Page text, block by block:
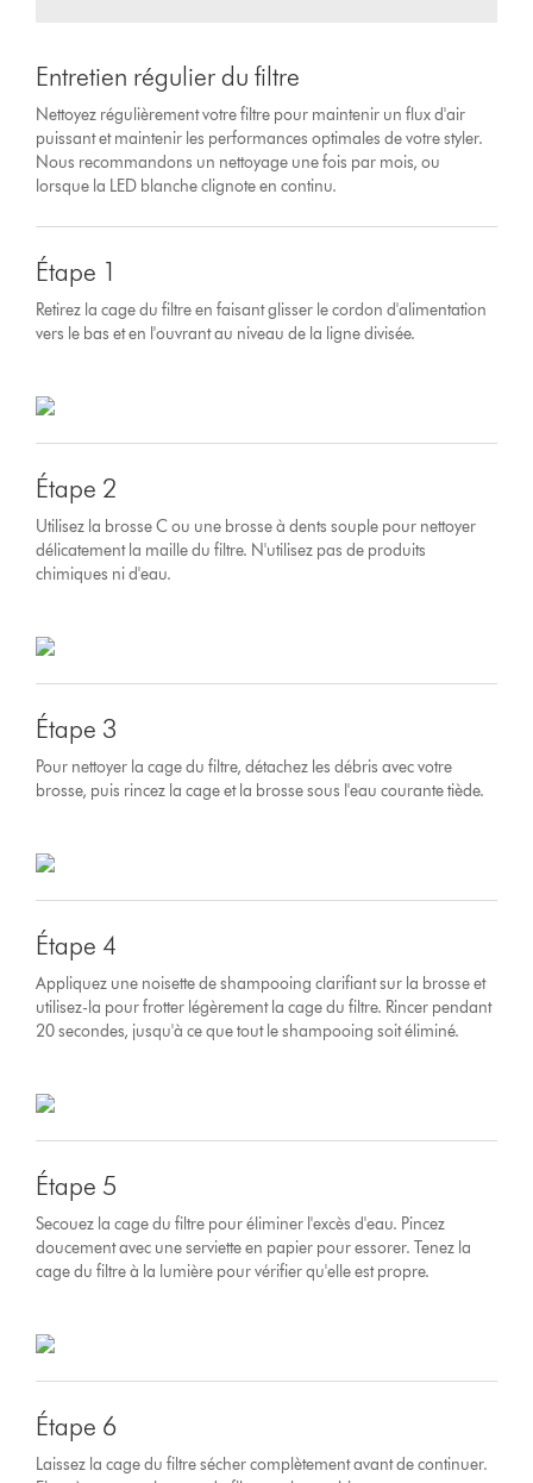
Entretien régulier du filtre
Nettoyez régulièrement votre filtre pour maintenir un flux d'air
puissant et maintenir les performances optimales de votre styler.
Nous recommandons un nettoyage une fois par mois, ou
lorsque la LED blanche clignote en continu.
Étape 1
Retirez la cage du filtre en faisant glisser le cordon d'alimentation
vers le bas et en l'ouvrant au niveau de la ligne divisée.
Étape 2
Utilisez la brosse C ou une brosse à dents souple pour nettoyer
délicatement la maille du filtre. N'utilisez pas de produits
chimiques ni d'eau.
Étape 3
Pour nettoyer la cage du filtre, détachez les débris avec votre
brosse, puis rincez la cage et la brosse sous l'eau courante tiède.
Étape 4
Appliquez une noisette de shampooing clarifiant sur la brosse et
utilisez-la pour frotter légèrement la cage du filtre. Rincer pendant
20 secondes, jusqu'à ce que tout le shampooing soit éliminé.
Étape 5
Secouez la cage du filtre pour éliminer l'excès d'eau. Pincez
doucement avec une serviette en papier pour essorer. Tenez la
cage du filtre à la lumière pour vérifier qu'elle est propre.
Étape 6
Laissez la cage du filtre sécher complètement avant de continuer.